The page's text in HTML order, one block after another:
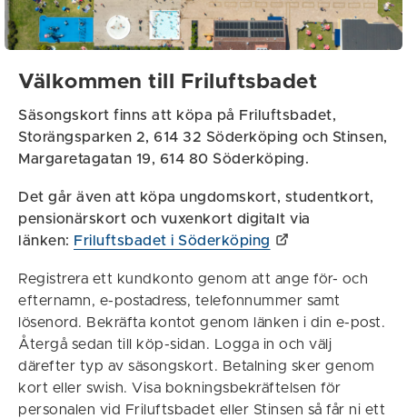
Välkommen till Friluftsbadet
Säsongskort finns att köpa på Friluftsbadet,
Storängsparken 2, 614 32 Söderköping och Stinsen,
Margaretagatan 19, 614 80 Söderköping.
Det går även att köpa ungdomskort, studentkort,
pensionärskort och vuxenkort digitalt via
länken: Friluftsbadet i Söderköping
Registrera ett kundkonto genom att ange för- och
efternamn, e-postadress, telefonnummer samt
lösenord. Bekräfta kontot genom länken i din e-post.
Återgå sedan till köp-sidan. Logga in och välj
därefter typ av säsongskort. Betalning sker genom
kort eller swish. Visa bokningsbekräftelsen för
personalen vid Friluftsbadet eller Stinsen så får ni ett